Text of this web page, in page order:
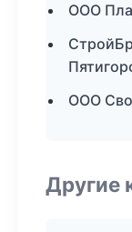
ООО
ООО
Другие